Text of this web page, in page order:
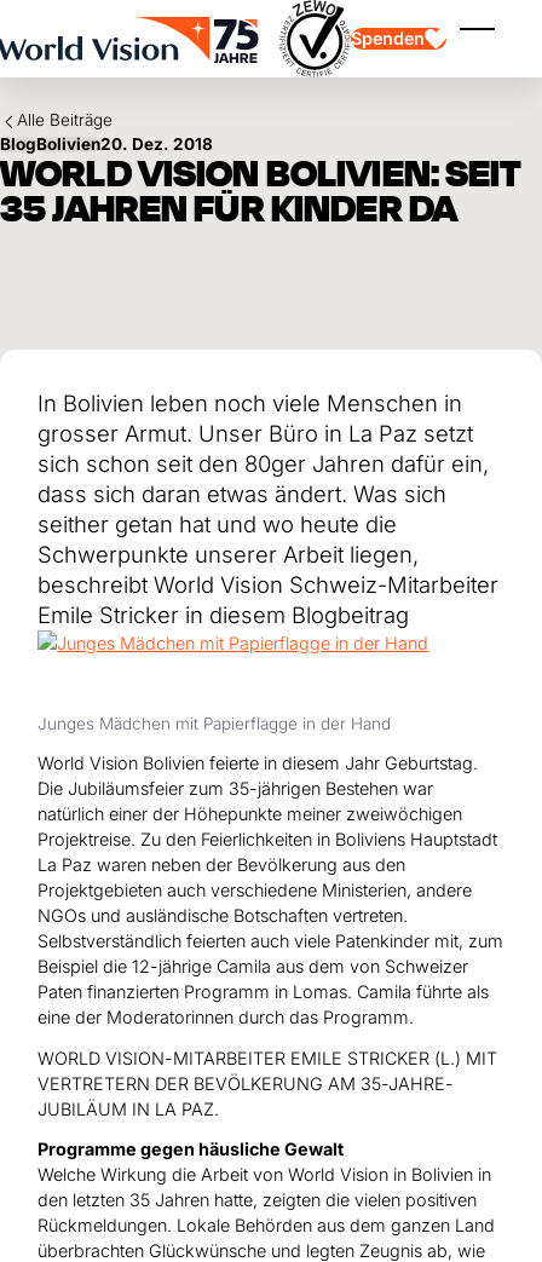
Spenden
Patenschaft für Kinder in Not
Testament und Legat
Philanthropie
Unternehmenskooperationen
Erdbeben Venezuela
Hilfe für Ukraine
Hilfe für Sudan
Hilfe für Afghanistan
Alle Nothilfe-Projekte
Einsatzgebiete
Wirkung und Erfolge
Mittelverwendung
Jahresbericht und Finanzen
Afrika
Asien
Lateinamerika
Naher Osten und Europa
Alle Beiträge
BlogBolivien20. Dez. 2018
WORLD VISION BOLIVIEN: SEIT
35 JAHREN FÜR KINDER DA
In Bolivien leben noch viele Menschen in
grosser Armut. Unser Büro in La Paz setzt
sich schon seit den 80ger Jahren dafür ein,
dass sich daran etwas ändert. Was sich
seither getan hat und wo heute die
Schwerpunkte unserer Arbeit liegen,
beschreibt World Vision Schweiz-Mitarbeiter
Emile Stricker in diesem Blogbeitrag
Junges Mädchen mit Papierflagge in der Hand
World Vision Bolivien feierte in diesem Jahr Geburtstag.
Die Jubiläumsfeier zum 35-jährigen Bestehen war
natürlich einer der Höhepunkte meiner zweiwöchigen
Projektreise. Zu den Feierlichkeiten in Boliviens Hauptstadt
La Paz waren neben der Bevölkerung aus den
Projektgebieten auch verschiedene Ministerien, andere
NGOs und ausländische Botschaften vertreten.
Selbstverständlich feierten auch viele Patenkinder mit, zum
Beispiel die 12-jährige Camila aus dem von Schweizer
Paten finanzierten Programm in Lomas. Camila führte als
eine der Moderatorinnen durch das Programm.
WORLD VISION-MITARBEITER EMILE STRICKER (L.) MIT
VERTRETERN DER BEVÖLKERUNG AM 35-JAHRE-
JUBILÄUM IN LA PAZ.
Programme gegen häusliche Gewalt
Welche Wirkung die Arbeit von World Vision in Bolivien in
den letzten 35 Jahren hatte, zeigten die vielen positiven
Rückmeldungen. Lokale Behörden aus dem ganzen Land
überbrachten Glückwünsche und legten Zeugnis ab, wie